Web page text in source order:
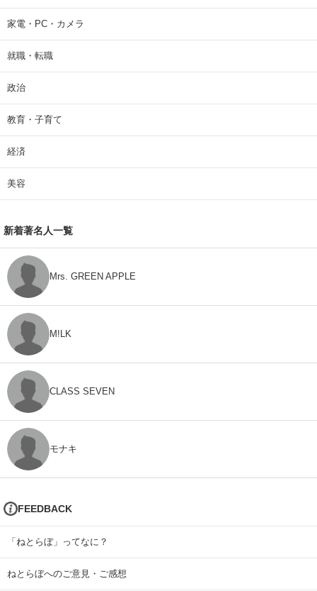
家電・PC・カメラ
就職・転職
政治
教育・子育て
経済
美容
新着著名人一覧
Mrs. GREEN APPLE
M!LK
CLASS SEVEN
モナキ
FEEDBACK
「ねとらぼ」ってなに？
ねとらぼへのご意見・ご感想